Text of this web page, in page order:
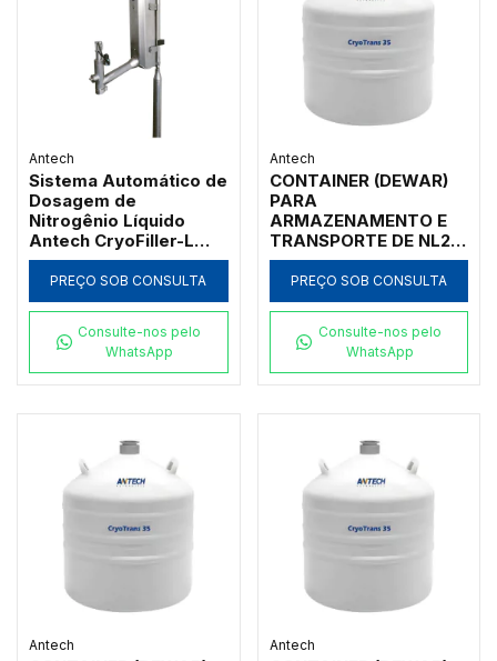
Antech
Sistema Automático de
Dosagem de
Nitrogênio Líquido
Antech CryoFiller-L
800 CPM Bivolt
PREÇO SOB CONSULTA
Consulte-nos pelo
WhatsApp
Antech
CONTAINER (DEWAR)
PARA
ARMAZENAMENTO E
TRANSPORTE DE NL2,
35L, CORPO ALUMÍNIO,
GARGALO 50MM
PREÇO SOB CONSULTA
Consulte-nos pelo
WhatsApp
Antech Antech